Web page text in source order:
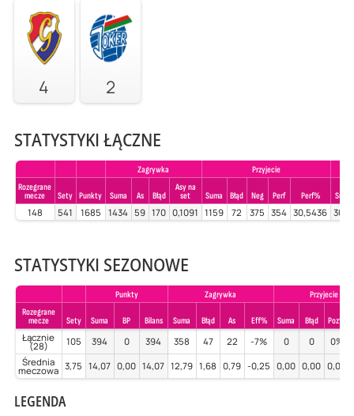
4 2
STATYSTYKI ŁĄCZNE
Zagrywka
Przyjecie
Rozegrane
mecze
Sety Punkty Suma As Błąd
Asy na
set
Suma Błąd Neg Perf Perf% Suma
148 541 1685 1434 59 170 0,1091 1159 72 375 354 30,5436 3015
STATYSTYKI SEZONOWE
Punkty Zagrywka
Przyjecie
Rozegrane
mecze
Sety Suma BP Bilans Suma Błąd As Eff% Suma Błąd Poz%
Łącznie
(28) 105 394 0 394 358 47 22 -7% 0 0
0%
Średnia
meczowa 3,75 14,07 0,00 14,07 12,79 1,68 0,79 -0,25 0,00 0,00 0,00
LEGENDA